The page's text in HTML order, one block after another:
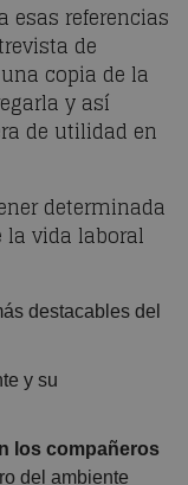
esas referencias
de
copia de la
y así
de utilidad en
determinada
vida laboral
destacables del
y su
los compañeros
del ambiente